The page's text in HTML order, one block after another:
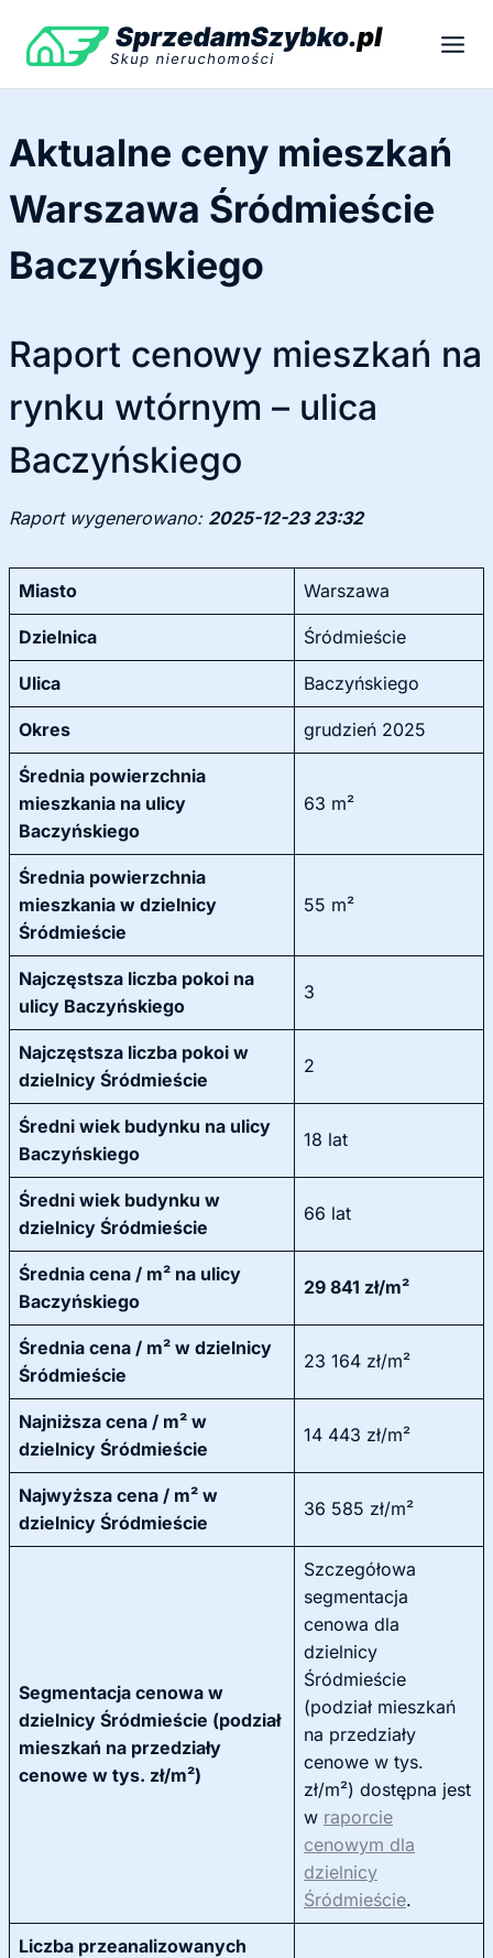
treści
Aktualne ceny mieszkań
Warszawa Śródmieście
Baczyńskiego
Raport cenowy mieszkań na
rynku wtórnym – ulica
Baczyńskiego
Raport wygenerowano: 2025-12-23 23:32
Miasto Warszawa
Dzielnica Śródmieście
Ulica Baczyńskiego
Okres grudzień 2025
Średnia powierzchnia
mieszkania na ulicy
Baczyńskiego
63 m²
Średnia powierzchnia
mieszkania w dzielnicy
Śródmieście
55 m²
Najczęstsza liczba pokoi na
ulicy Baczyńskiego
3
Najczęstsza liczba pokoi w
dzielnicy Śródmieście
2
Średni wiek budynku na ulicy
Baczyńskiego
18 lat
Średni wiek budynku w
dzielnicy Śródmieście
66 lat
Średnia cena / m² na ulicy
Baczyńskiego
29 841 zł/m²
Średnia cena / m² w dzielnicy
Śródmieście
23 164 zł/m²
Najniższa cena / m² w
dzielnicy Śródmieście
14 443 zł/m²
Najwyższa cena / m² w
dzielnicy Śródmieście
36 585 zł/m²
Segmentacja cenowa w
dzielnicy Śródmieście (podział
mieszkań na przedziały
cenowe w tys. zł/m²)
Szczegółowa
segmentacja
cenowa dla
dzielnicy
Śródmieście
(podział mieszkań
na przedziały
cenowe w tys.
zł/m²) dostępna jest
w raporcie
cenowym dla
dzielnicy
Śródmieście.
Liczba przeanalizowanych